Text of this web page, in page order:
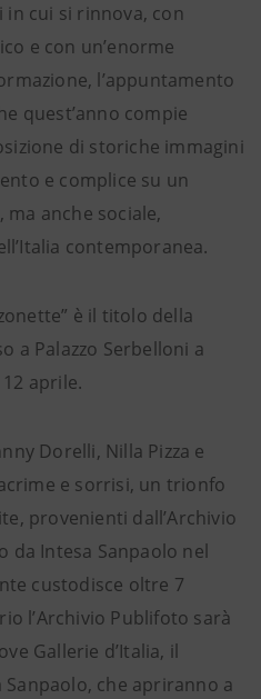
cui si rinnova, con
e con un’enorme
l’appuntamento
quest’anno compie
di storiche immagini
e complice su un
anche sociale,
contemporanea.
è il titolo della
a Palazzo Serbelloni a
aprile.
Dorelli, Nilla Pizza e
e sorrisi, un trionfo
provenienti dall’Archivio
da Intesa Sanpaolo nel
custodisce oltre 7
l’Archivio Publifoto sarà
Gallerie d’Italia, il
che apriranno a